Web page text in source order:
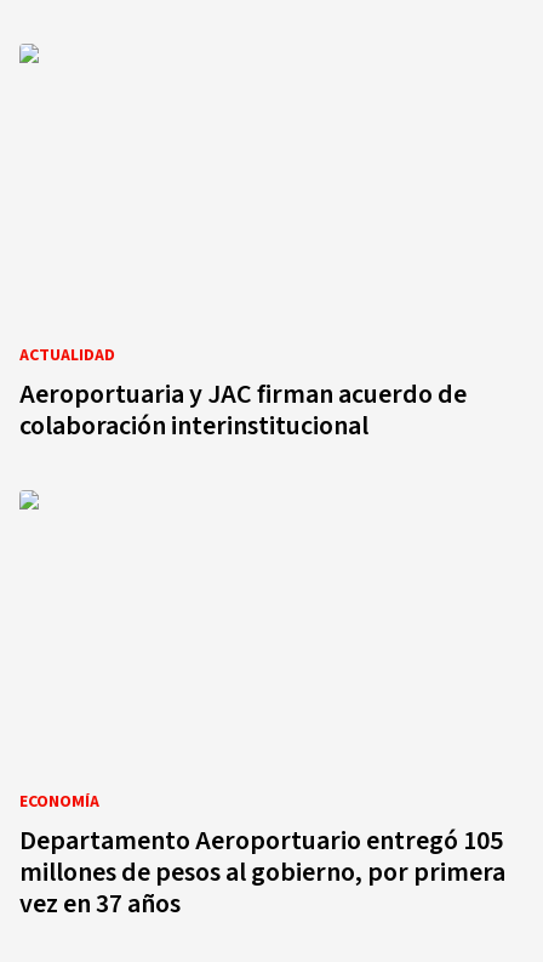
ACTUALIDAD
Aeroportuaria y JAC firman acuerdo de
colaboración interinstitucional
ECONOMÍA
Departamento Aeroportuario entregó 105
millones de pesos al gobierno, por primera
vez en 37 años